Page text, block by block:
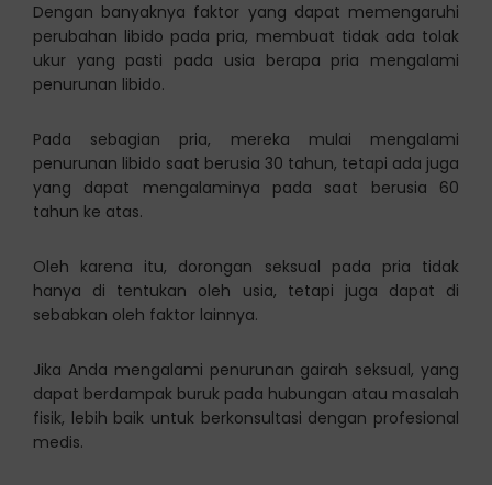
Dengan banyaknya faktor yang dapat memengaruhi
perubahan libido pada pria, membuat tidak ada tolak
ukur yang pasti pada usia berapa pria mengalami
penurunan libido.
Pada sebagian pria, mereka mulai mengalami
penurunan libido saat berusia 30 tahun, tetapi ada juga
yang dapat mengalaminya pada saat berusia 60
tahun ke atas.
Oleh karena itu, dorongan seksual pada pria tidak
hanya di tentukan oleh usia, tetapi juga dapat di
sebabkan oleh faktor lainnya.
Jika Anda mengalami penurunan gairah seksual, yang
dapat berdampak buruk pada hubungan atau masalah
fisik, lebih baik untuk berkonsultasi dengan profesional
medis.